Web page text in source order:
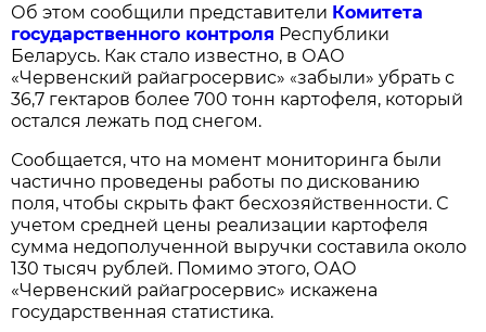
Об этом сообщили представители Комитета
государственного контроля Республики
Беларусь. Как стало известно, в ОАО
«Червенский райагросервис» «забыли» убрать с
36,7 гектаров более 700 тонн картофеля, который
остался лежать под снегом.
Сообщается, что на момент мониторинга были
частично проведены работы по дискованию
поля, чтобы скрыть факт бесхозяйственности. С
учетом средней цены реализации картофеля
сумма недополученной выручки составила около
130 тысяч рублей. Помимо этого, ОАО
«Червенский райагросервис» искажена
государственная статистика.